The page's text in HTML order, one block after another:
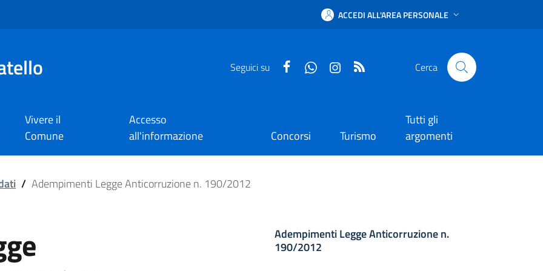
ACCEDI ALL'AREA PERSONALE
Seguici su FacebookWhatsAppInstagram Cerca
Vivere il
Comune
Accesso
all'informazione
Concorsi Turismo
Tutti gli
argomenti
n. 190/2012
/ Adempimenti Legge Anticorruzione n. 190/2012
Adempimenti Legge Anticorruzione n.
190/2012